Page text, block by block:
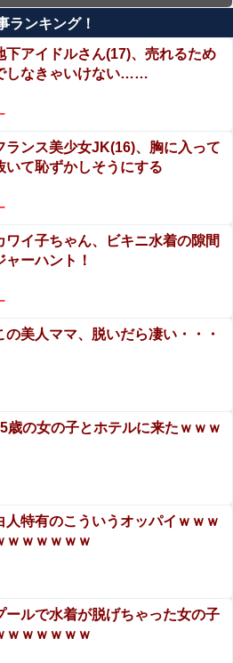
ｗ
、加藤純一信者を怒らせてしま
wwwwwwww
和式典で防弾ガラスに囲われな
生殺人事件、主犯格の川口被告
れ、妥当だと思う？？？？？？
です」←ディズニー超えの強気
さん、『コレ』を強調し過ぎて完
んだがw w w w w w w w w w w
行列、出来ない
た結果無事かわいくなる（※画
花嫁～無限快楽地獄～』をraw
に無料で読む方法│五梅
のドローンをネット発射装置で
ナ。
ｗｗｗｗ
これ公開されちゃダメなやつだ
チじゃない海水浴場で女が全裸
以内にこうなるらしいｗｗｗ
ー・アイリッシュ、マ○コ（女性
ランキング！
下アイドルさん(17)、売れるため
しなきゃいけない……
ランス美少女JK(16)、胸に入って
いて恥ずかしそうにする
ワイ子ちゃん、ビキニ水着の隙間
ーハント！
の美人ママ、脱いだら凄い・・・
歳の女の子とホテルに来たｗｗｗ
人特有のこういうオッパイｗｗｗ
ｗｗｗｗｗｗ
ールで水着が脱げちゃった女の子
ｗｗｗｗｗｗ